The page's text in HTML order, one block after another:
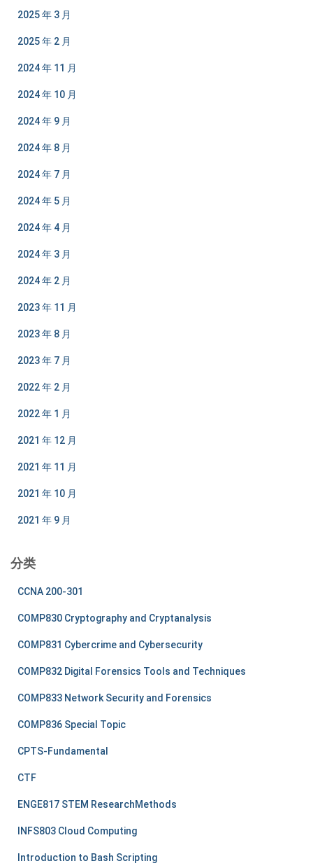
2025 年 3 月
2025 年 2 月
2024 年 11 月
2024 年 10 月
2024 年 9 月
2024 年 8 月
2024 年 7 月
2024 年 5 月
2024 年 4 月
2024 年 3 月
2024 年 2 月
2023 年 11 月
2023 年 8 月
2023 年 7 月
2022 年 2 月
2022 年 1 月
2021 年 12 月
2021 年 11 月
2021 年 10 月
2021 年 9 月
分类
CCNA 200-301
COMP830 Cryptography and Cryptanalysis
COMP831 Cybercrime and Cybersecurity
COMP832 Digital Forensics Tools and Techniques
COMP833 Network Security and Forensics
COMP836 Special Topic
CPTS-Fundamental
CTF
ENGE817 STEM ResearchMethods
INFS803 Cloud Computing
Introduction to Bash Scripting